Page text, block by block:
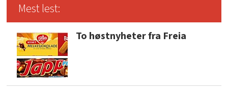
Mest lest:
To høstnyheter fra Freia